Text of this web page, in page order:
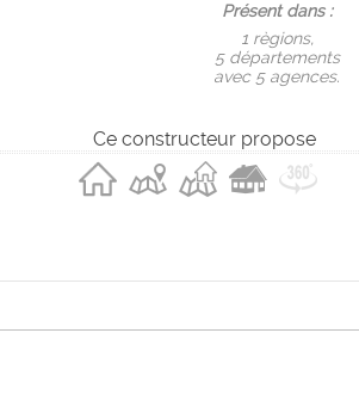
Présent dans :
1 règions,
5 départements
avec 5 agences.
Ce constructeur propose